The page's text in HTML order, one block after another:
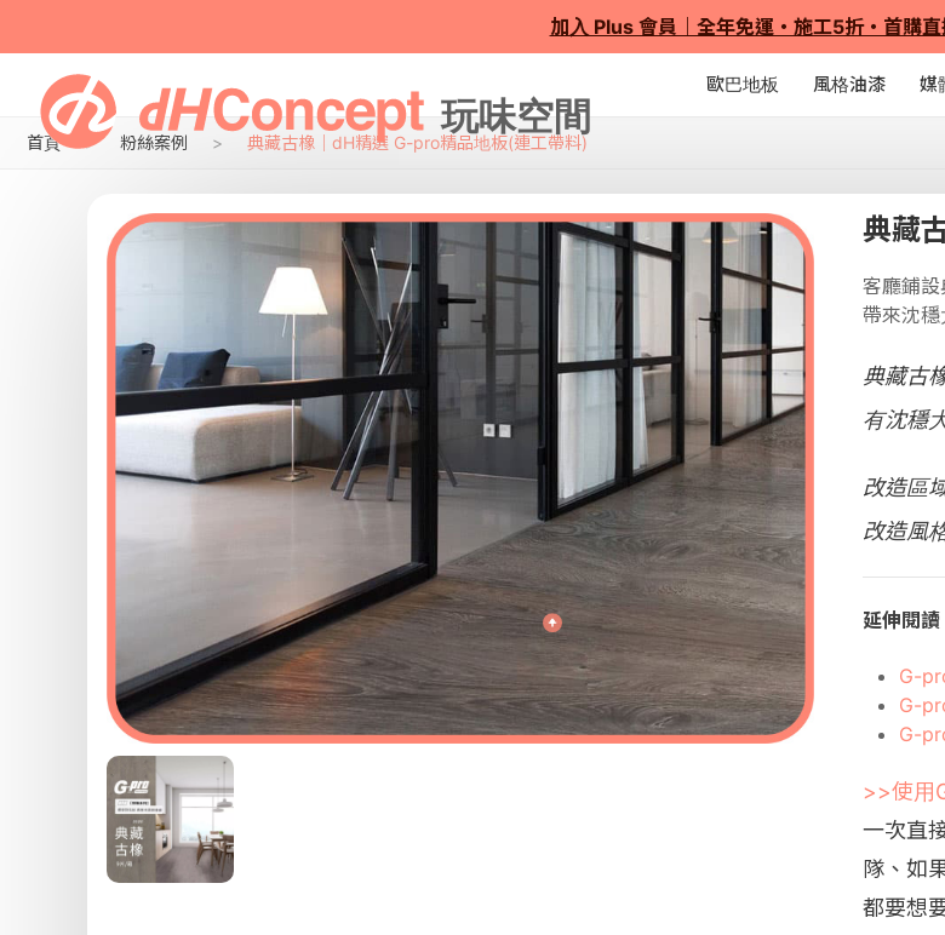
加入 Plus 會員｜全年免運・施工5折・首購
歐巴地板 風格油漆 媒
首頁 粉絲案例 典藏古橡｜dH精選 G-pro精品地板(連工帶料)
典藏
客廳鋪
帶來沈穩
典藏古
有沈穩
改造區
改造風
延伸閱讀
G-
G-
G-
>>使用
一次直
隊、如
都要想